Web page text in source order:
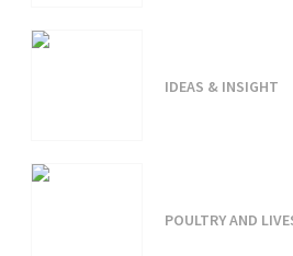
IDEAS & INSIGHT
POULTRY AND